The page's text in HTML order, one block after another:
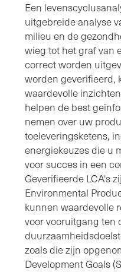
Een
uitgebreide analyse
milieu en de
wieg tot het graf van
correct worden
worden geverifieerd,
waardevolle
helpen de best
nemen over uw
toeleveringsketens,
energiekeuzes die u
voor succes in een
Geverifieerde LCA's
Environmental
kunnen waardevolle
voor vooruitgang ten
zoals die zijn
Development Goals